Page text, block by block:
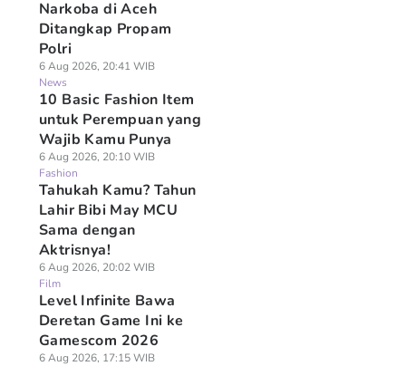
Narkoba di Aceh
Ditangkap Propam
Polri
6 Aug 2026, 20:41 WIB
News
10 Basic Fashion Item
untuk Perempuan yang
Wajib Kamu Punya
6 Aug 2026, 20:10 WIB
Fashion
Tahukah Kamu? Tahun
Lahir Bibi May MCU
Sama dengan
Aktrisnya!
6 Aug 2026, 20:02 WIB
Film
Level Infinite Bawa
Deretan Game Ini ke
Gamescom 2026
6 Aug 2026, 17:15 WIB